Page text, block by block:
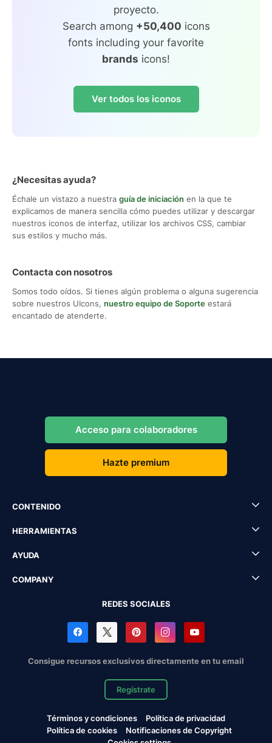
proyecto.
Search among +50,400 icons
fonts including your favorite
brands icons!
Ver todos los iconos
¿Necesitas ayuda?
Échale un vistazo a nuestra guía de iniciación en la que te
explicamos de manera sencilla cómo puedes utilizar y descargar
nuestros iconos de interfaz, utilizar los archivos CSS, cambiar
sus estilos y mucho más.
Contacta con nosotros
Somos todo oídos. Si tienes algún problema o alguna sugerencia
sobre nuestros UIcons, nuestro equipo de Soporte estará
encantado de atenderte.
Acceso para colaboradores
Hazte premium
CONTENIDO
HERRAMIENTAS
AYUDA
COMPANY
REDES SOCIALES
Consigue recursos exclusivos directamente en tu email
Regístrate
Términos y condiciones
Política de privacidad
Política de cookies
Notificaciones de Copyright